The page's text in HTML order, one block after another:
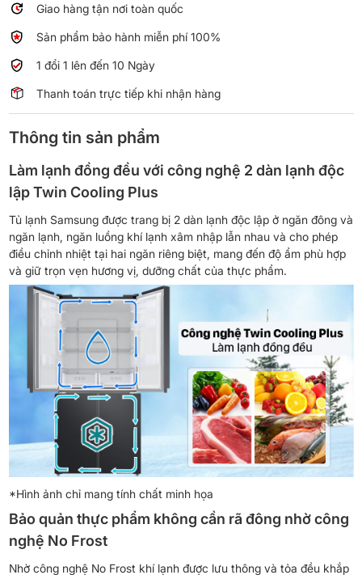
RF48A4000B4/SV
lượng
Giao hàng tận nơi toàn quốc
Sản phẩm bảo hành miễn phí 100%
1 đổi 1 lên đến 10 Ngày
Thanh toán trực tiếp khi nhận hàng
Thông tin sản phẩm
Làm lạnh đồng đều với công nghệ 2 dàn lạnh độc
lập Twin Cooling Plus
Tủ lạnh Samsung được trang bị 2 dàn lạnh độc lập ở ngăn đông và
ngăn lạnh, ngăn luồng khí lạnh xâm nhập lẫn nhau và cho phép
điều chỉnh nhiệt tại hai ngăn riêng biệt, mang đến độ ẩm phù hợp
và giữ trọn vẹn hương vị, dưỡng chất của thực phẩm.
*Hình ảnh chỉ mang tính chất minh họa
Bảo quản thực phẩm không cần rã đông nhờ công
nghệ No Frost
Nhờ công nghệ No Frost khí lạnh được lưu thông và tỏa đều khắp